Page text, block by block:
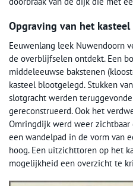
Opgraving van het kasteel
Eeuwenlang leek Nuwendoorn
de overblijfselen ontdekt. Een
middeleeuwse bakstenen
kasteel blootgelegd. Stukken
slotgracht werden
gereconstrueerd. Ook het
Omringdijk werd weer zichtbaar
een wandelpad in de vorm van
hoog. Een uitzichttoren op het
mogelijkheid een overzicht te